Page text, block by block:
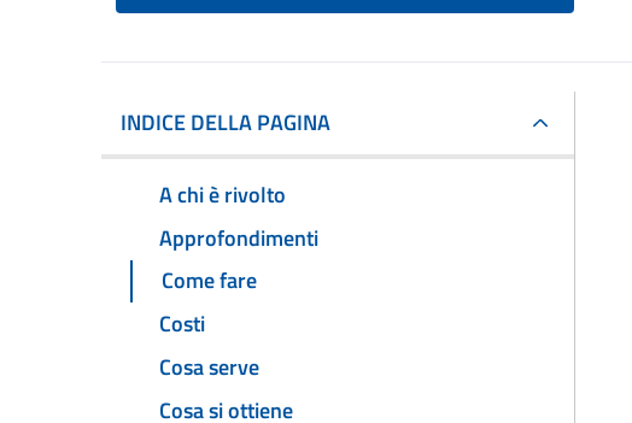
INDICE DELLA PAGINA
A chi è rivolto
Approfondimenti
Come fare
Costi
Cosa serve
Cosa si ottiene